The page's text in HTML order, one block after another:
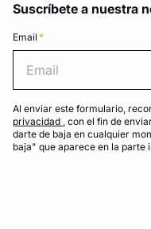
Suscríbete a nuestra
Email *
Al enviar este formulario,
privacidad , con el fin de
darte de baja en cualquier
baja" que aparece en la